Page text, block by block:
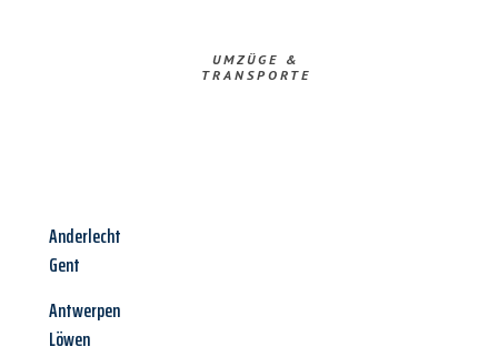
UMZÜGE &
TRANSPORTE
Anderlecht
Gent
Antwerpen
Löwen